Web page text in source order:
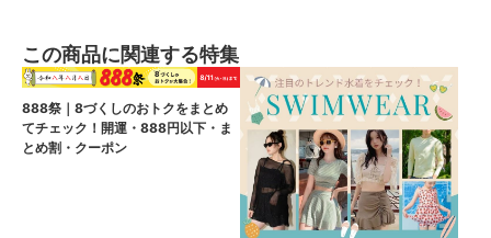
この商品に関連する特集
888祭｜8づくしのおトクをまとめ
てチェック！開運・888円以下・ま
とめ割・クーポン